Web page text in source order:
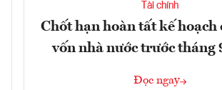
Tài chính
Chốt hạn hoàn tất kế hoạch
vốn nhà nước trước tháng
Đọc ngay